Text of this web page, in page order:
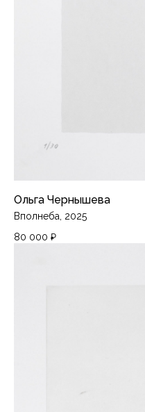
Ольга Чернышева
Вполнеба, 2025
80 000 ₽